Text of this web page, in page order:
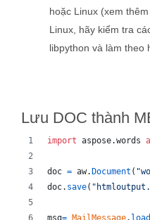
hoặc Linux (xem
Linux, hãy kiểm tra
libpython và làm
Lưu DOC thành
import aspose.words
doc = aw. Document (
doc. save(
msg= MailMessage. load